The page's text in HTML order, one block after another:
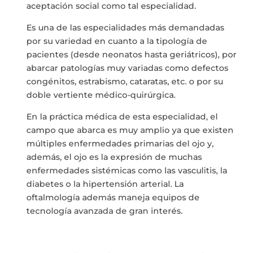
aceptación social como tal especialidad.
Es una de las especialidades más demandadas
por su variedad en cuanto a la tipología de
pacientes (desde neonatos hasta geriátricos), por
abarcar patologías muy variadas como defectos
congénitos, estrabismo, cataratas, etc. o por su
doble vertiente médico-quirúrgica.
En la práctica médica de esta especialidad, el
campo que abarca es muy amplio ya que existen
múltiples enfermedades primarias del ojo y,
además, el ojo es la expresión de muchas
enfermedades sistémicas como las vasculitis, la
diabetes o la hipertensión arterial. La
oftalmología además maneja equipos de
tecnología avanzada de gran interés.